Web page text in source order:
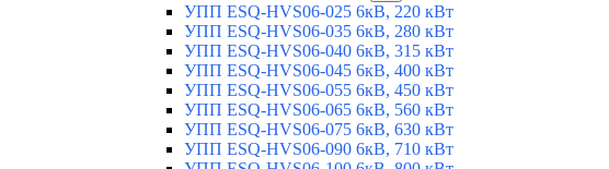
УПП ESQ-HVS06-025 6кВ, 220 кВт
УПП ESQ-HVS06-035 6кВ, 280 кВт
УПП ESQ-HVS06-040 6кВ, 315 кВт
УПП ESQ-HVS06-045 6кВ, 400 кВт
УПП ESQ-HVS06-055 6кВ, 450 кВт
УПП ESQ-HVS06-065 6кВ, 560 кВт
УПП ESQ-HVS06-075 6кВ, 630 кВт
УПП ESQ-HVS06-090 6кВ, 710 кВт